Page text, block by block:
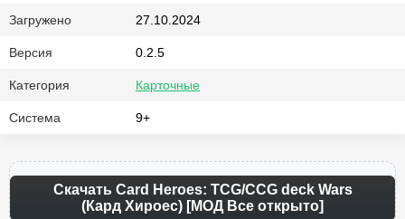
Загружено 27.10.2024
Версия 0.2.5
Категория Карточные
Система 9+
Скачать Card Heroes: TCG/CCG deck Wars
(Кард Хироес) [МОД Все открыто]